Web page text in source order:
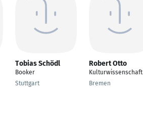
Tobias Schödl
Booker
Stuttgart
Robert Otto
Kulturwissenschaft
Bremen